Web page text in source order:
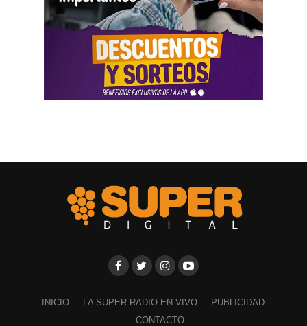
INICIO LA SUPER RADIO EN VIVO
PUBLICIDAD
CONTACTO